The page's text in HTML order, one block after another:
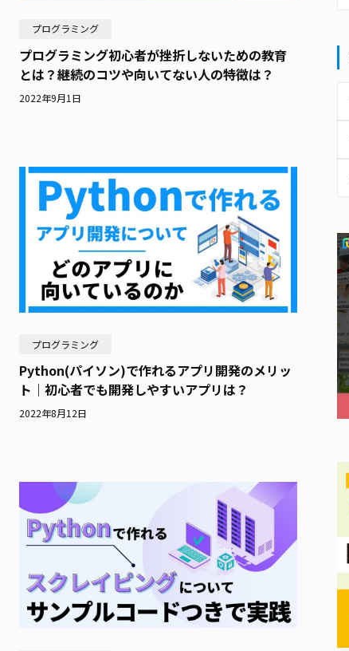
プログラミング
プログラミング初心者が挫折しないための教育
とは？継続のコツや向いてない人の特徴は？
2022年9月1日
プログラミング
Python(パイソン)で作れるアプリ開発のメリッ
ト｜初心者でも開発しやすいアプリは？
2022年8月12日